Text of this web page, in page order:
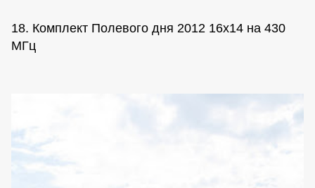
18. Комплект Полевого дня 2012 16х14 на 430
МГц